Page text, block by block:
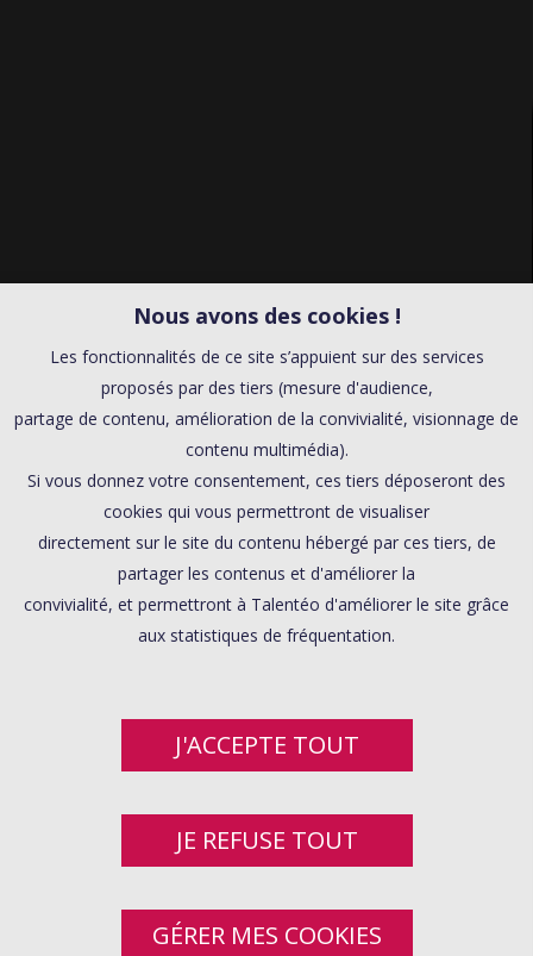
Nous avons des cookies !
Les fonctionnalités de ce site s’appuient sur des services
proposés par des tiers (mesure d'audience,
partage de contenu, amélioration de la convivialité, visionnage de
contenu multimédia).
Si vous donnez votre consentement, ces tiers déposeront des
cookies qui vous permettront de visualiser
directement sur le site du contenu hébergé par ces tiers, de
partager les contenus et d'améliorer la
convivialité, et permettront à Talentéo d'améliorer le site grâce
aux statistiques de fréquentation.
J'ACCEPTE TOUT
JE REFUSE TOUT
GÉRER MES COOKIES